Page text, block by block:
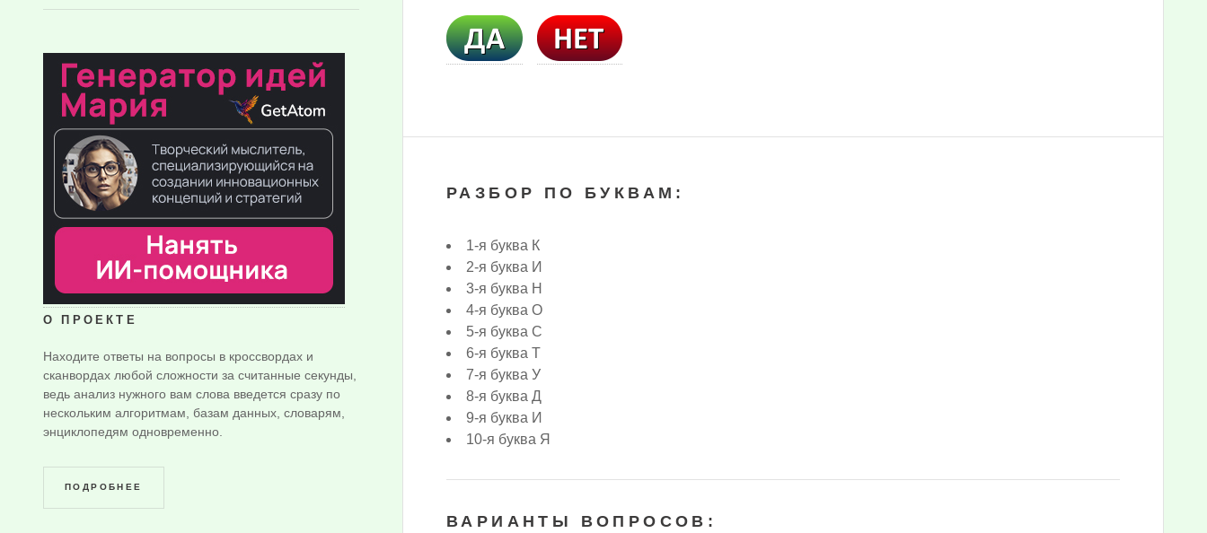
РАЗБОР ПО БУКВАМ:
1-я буква К
2-я буква И
3-я буква Н
4-я буква О
5-я буква С
6-я буква Т
7-я буква У
8-я буква Д
9-я буква И
10-я буква Я
ВАРИАНТЫ ВОПРОСОВ:
О ПРОЕКТЕ
Находите ответы на вопросы в кроссвордах и
сканвордах любой сложности за считанные секунды,
ведь анализ нужного вам слова введется сразу по
нескольким алгоритмам, базам данных, словарям,
энциклопедям одновременно.
ПОДРОБНЕЕ